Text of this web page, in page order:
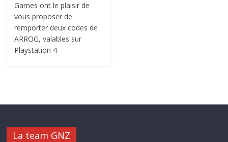
Games ont le plaisir de
vous proposer de
remporter deux codes de
ARROG, valables sur
Playstation 4
La team GNZ